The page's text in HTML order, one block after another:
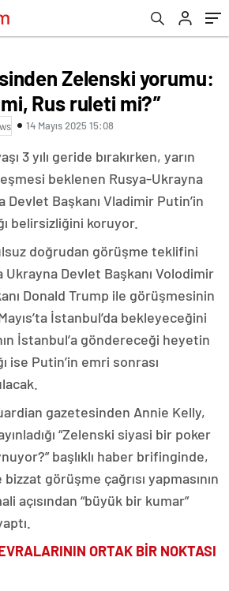
Zelenski yorumu:
Rus ruleti mi?”
14 Mayıs 2025 15:08
3 yılı geride bırakırken, yarın
beklenen Rusya-Ukrayna
Başkanı Vladimir Putin’in
belirsizliğini koruyor.
doğrudan görüşme teklifini
Devlet Başkanı Volodimir
Donald Trump ile görüşmesinin
İstanbul’da bekleyeceğini
İstanbul’a göndereceği heyetin
ise Putin’in emri sonrası
gazetesinden Annie Kelly,
“Zelenski siyasi bir poker
başlıklı haber brifinginde,
görüşme çağrısı yapmasının
açısından “büyük bir kumar”
ORTAK BİR NOKTASI